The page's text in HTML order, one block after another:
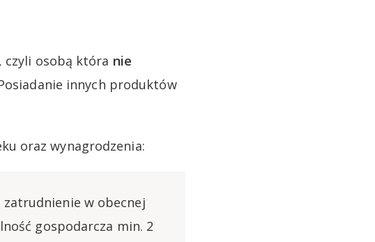
czyli osobą która nie
innych produktów
oraz wynagrodzenia:
w obecnej
gospodarcza min. 2